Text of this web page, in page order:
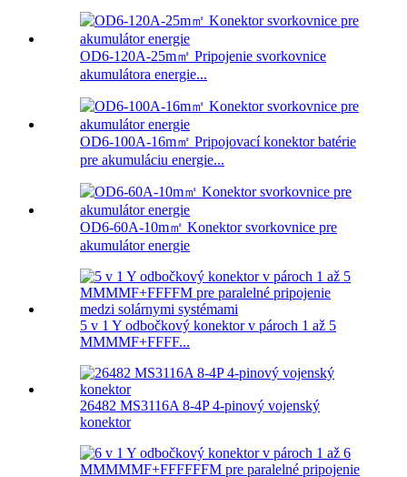
OD6-120A-25m㎡ Pripojenie svorkovnice
akumulátora energie...
OD6-100A-16m㎡ Pripojovací konektor batérie
pre akumuláciu energie...
OD6-60A-10m㎡ Konektor svorkovnice pre
akumulátor energie
5 v 1 Y odbočkový konektor v pároch 1 až 5
MMMMF+FFFF...
26482 MS3116A 8-4P 4-pinový vojenský
konektor